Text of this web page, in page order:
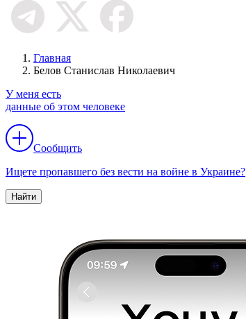
Главная
Белов Станислав Николаевич
У меня есть
данные об этом человеке
Сообщить
Ищете пропавшего без вести на войне в Украине?
Найти